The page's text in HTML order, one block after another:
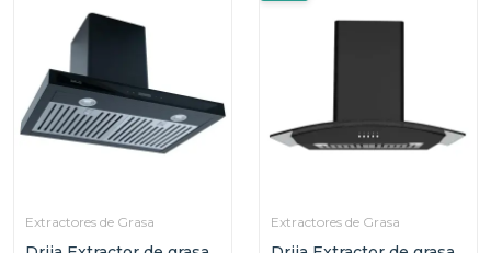
Extractores de Grasa Extractores de Grasa